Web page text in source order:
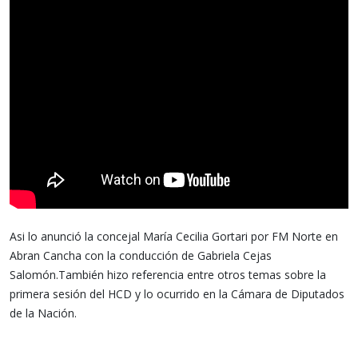
Asi lo anunció la concejal María Cecilia Gortari por FM Norte en
Abran Cancha con la conducción de Gabriela Cejas
Salomón.También hizo referencia entre otros temas sobre la
primera sesión del HCD y lo ocurrido en la Cámara de Diputados
de la Nación.